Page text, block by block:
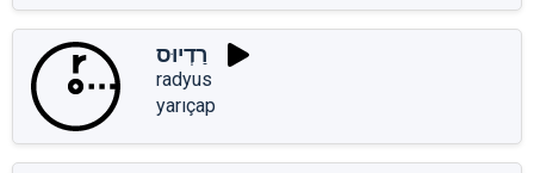
רַדְיוּס
radyus
yarıçap